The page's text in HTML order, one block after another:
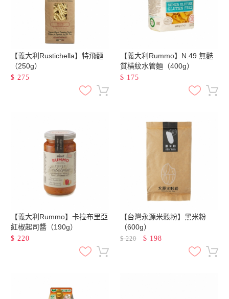
【義大利Rustichella】特飛麵
（250g）
$ 275
【義大利Rummo】N.49 無麩
質橫紋水管麵（400g）
$ 175
【義大利Rummo】卡拉布里亞
紅椒起司醬（190g）
$ 220
【台灣永源米穀粉】黑米粉
（600g）
$220 $ 198